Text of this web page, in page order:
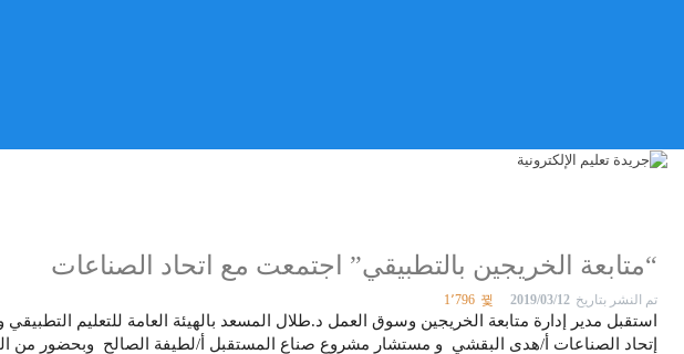
“متابعة الخريجين بالتطبيقي” اجتمعت مع اتحاد الصناعات
تم النشر بتاريخ 2019/03/12
استقبل مدير إدارة متابعة الخريجين وسوق العمل د.طلال المسعد بالهيئة العامة للتعليم
إتحاد الصناعات أ/هدى البقشي و مستشار مشروع صناع المستقبل أ/لطيفة الصالح وبحضور من